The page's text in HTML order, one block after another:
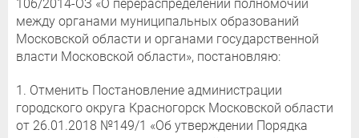
106/2014-ОЗ «О перераспределении полномочий
между органами муниципальных образований
Московской области и органами государственной
власти Московской области», постановляю:
1. Отменить Постановление администрации
городского округа Красногорск Московской области
от 26.01.2018 №149/1 «Об утверждении Порядка